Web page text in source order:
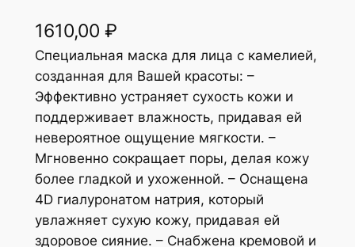
1610,00 ₽
Специальная маска для лица с камелией,
созданная для Вашей красоты: –
Эффективно устраняет сухость кожи и
поддерживает влажность, придавая ей
невероятное ощущение мягкости. –
Мгновенно сокращает поры, делая кожу
более гладкой и ухоженной. – Оснащена
4D гиалуронатом натрия, который
увлажняет сухую кожу, придавая ей
здоровое сияние. – Снабжена кремовой и